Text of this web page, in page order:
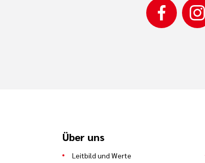
Über uns
Leitbild und Werte